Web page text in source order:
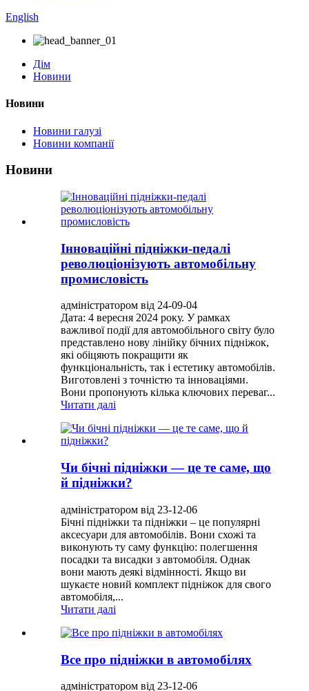
English
Дім
Новини
Новини
Новини галузі
Новини компанії
Новини
Інноваційні підніжки-педалі
революціонізують автомобільну
промисловість
адміністратором від 24-09-04
Дата: 4 вересня 2024 року. У рамках
важливої ​​події для автомобільного світу було
представлено нову лінійку бічних підніжок,
які обіцяють покращити як
функціональність, так і естетику автомобілів.
Виготовлені з точністю та інноваціями.
Вони пропонують кілька ключових переваг...
Читати далі
Чи бічні підніжки — це те саме, що
й підніжки?
адміністратором від 23-12-06
Бічні підніжки та підніжки – це популярні
аксесуари для автомобілів. Вони схожі та
виконують ту саму функцію: полегшення
посадки та висадки з автомобіля. Однак
вони мають деякі відмінності. Якщо ви
шукаєте новий комплект підніжок для свого
автомобіля,...
Читати далі
Все про підніжки в автомобілях
адміністратором від 23-12-06